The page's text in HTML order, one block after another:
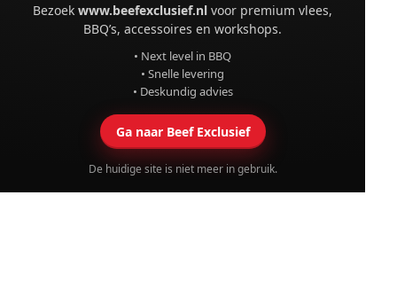
Bezoekwww.beefexclusief.nl voor premium vlees,
BBQ’s, accessoires en workshops.
• Next level in BBQ
• Snelle levering
• Deskundig advies
Ga naar Beef Exclusief
De huidige site is niet meer in gebruik.